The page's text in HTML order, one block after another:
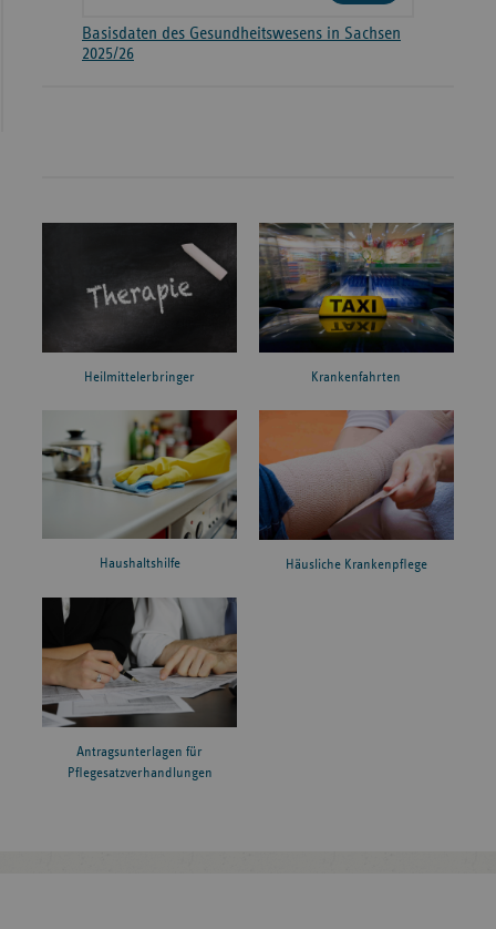
Basisdaten des Gesundheitswesens in Sachsen
2025/26
Heilmittelerbringer Krankenfahrten
Haushaltshilfe Häusliche Krankenpflege
Antragsunterlagen für
Pflegesatzverhandlungen